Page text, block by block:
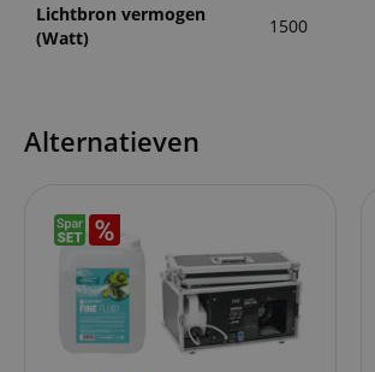
Lichtbron vermogen
(Watt)
1500
Alternatieven